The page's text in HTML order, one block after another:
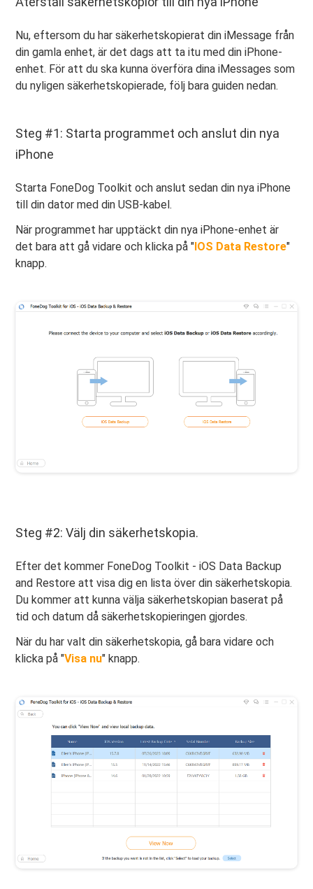
Nu, eftersom du har säkerhetskopierat din iMessage från
din gamla enhet, är det dags att ta itu med din iPhone-
enhet. För att du ska kunna överföra dina iMessages som
du nyligen säkerhetskopierade, följ bara guiden nedan.
Steg #1: Starta programmet och anslut din nya
iPhone
Starta FoneDog Toolkit och anslut sedan din nya iPhone
till din dator med din USB-kabel.
När programmet har upptäckt din nya iPhone-enhet är
det bara att gå vidare och klicka på "IOS Data Restore"
knapp.
Steg #2: Välj din säkerhetskopia.
Efter det kommer FoneDog Toolkit - iOS Data Backup
and Restore att visa dig en lista över din säkerhetskopia.
Du kommer att kunna välja säkerhetskopian baserat på
tid och datum då säkerhetskopieringen gjordes.
När du har valt din säkerhetskopia, gå bara vidare och
klicka på "Visa nu" knapp.